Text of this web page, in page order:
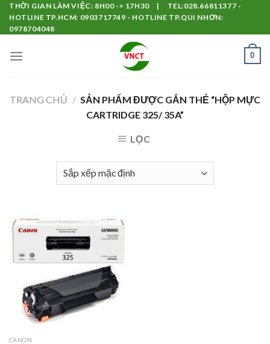
Skip
content
THỜI GIAN LÀM VIỆC: 8H00 -> 17H30 | TEL:028.66811377 -
HOTLINE TP.HCM: 0903717749 - HOTLINE TP.QUI NHƠN:
0978704048
0
TRANG CHỦ / SẢN PHẨM ĐƯỢC GẮN THẺ “HỘP MỰC
CARTRIDGE 325/ 35A”
LỌC
CANON